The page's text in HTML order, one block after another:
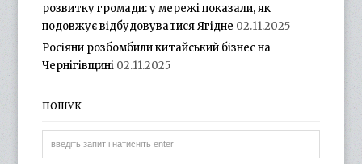
розвитку громади: у мережі показали, як
подовжує відбудовуватися Ягідне 02.11.2025
Росіяни розбомбили китайський бізнес на
Чернігівщині 02.11.2025
ПОШУК